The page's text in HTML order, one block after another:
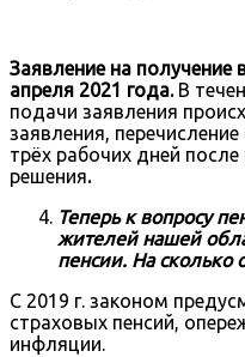
Заявление на
апреля 2021 года.В
подачи заявления
заявления,
трёх рабочих дней
решения.
Теперь к вопросу
жителей нашей
пенсии. На сколько
С 2019 г. законом
страховых пенсий,
инфляции.